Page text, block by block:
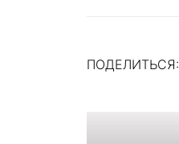
ПОДЕЛИТЬСЯ: